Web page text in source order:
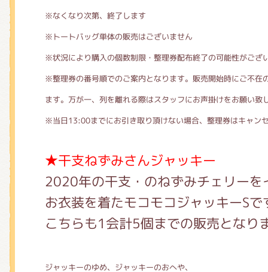
※なくなり次第、終了します
※トートバッグ単体の販売はございません
※状況により購入の個数制限・整理券配布終了の可能性がござ
※整理券の番号順でのご案内となります。販売開始時にご不在
ます。万が一、列を離れる際はスタッフにお声掛けをお願い致
※当日13:00までにお引き取り頂けない場合、整理券はキャン
★干支ねずみさんジャッキー
2020年の干支・のねずみチェリーを
お衣装を着たモコモコジャッキーS
こちらも1会計5個までの販売となり
ジャッキーのゆめ、ジャッキーのおへや、